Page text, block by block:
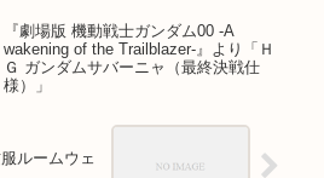
『劇場版 機動戦士ガンダム00 -A
wakening of the Trailblazer-』より「Ｈ
Ｇ ガンダムサバーニャ（最終決戦仕
様）」
ルームウェ